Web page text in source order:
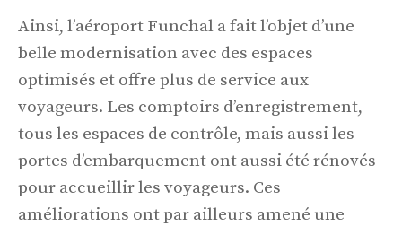
Ainsi, l’aéroport Funchal a fait l’objet d’une
belle modernisation avec des espaces
optimisés et offre plus de service aux
voyageurs. Les comptoirs d’enregistrement,
tous les espaces de contrôle, mais aussi les
portes d’embarquement ont aussi été rénovés
pour accueillir les voyageurs. Ces
améliorations ont par ailleurs amené une